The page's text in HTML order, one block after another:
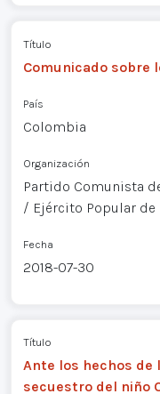
Título
Comunicado sobre
País
Colombia
Organización
Partido Comunista
/ Ejército Popular de
Fecha
2018-07-30
Título
Ante los hechos de
secuestro del niño